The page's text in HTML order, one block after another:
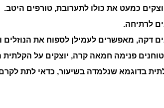
כמעט את כולו לתערובת, טורפים היטב.
לרתיחה.
פנימה חמאה קרה, יוצקים על הקלתית
בדוגמא שנלמדה בשיעור, כדאי לתת